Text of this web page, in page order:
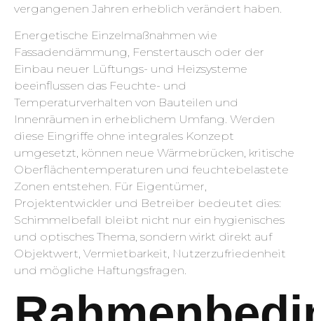
vergangenen Jahren erheblich verändert haben.
Energetische Einzelmaßnahmen wie
Fassadendämmung, Fenstertausch oder der
Einbau neuer Lüftungs- und Heizsysteme
beeinflussen das Feuchte- und
Temperaturverhalten von Bauteilen und
Innenräumen in erheblichem Umfang. Werden
diese Eingriffe ohne integrales Konzept
umgesetzt, können neue Wärmebrücken, kritische
Oberflächentemperaturen und feuchtebelastete
Zonen entstehen. Für Eigentümer,
Projektentwickler und Betreiber bedeutet dies:
Schimmelbefall bleibt nicht nur ein hygienisches
und optisches Thema, sondern wirkt direkt auf
Objektwert, Vermietbarkeit, Nutzerzufriedenheit
und mögliche Haftungsfragen.